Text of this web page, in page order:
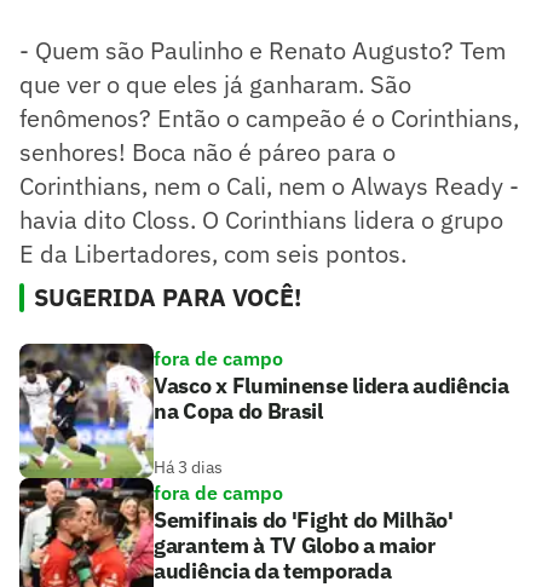
- Quem são Paulinho e Renato Augusto? Tem
que ver o que eles já ganharam. São
fenômenos? Então o campeão é o Corinthians,
senhores! Boca não é páreo para o
Corinthians, nem o Cali, nem o Always Ready -
havia dito Closs. O Corinthians lidera o grupo
E da Libertadores, com seis pontos.
SUGERIDA PARA VOCÊ!
fora de campo
Vasco x Fluminense lidera audiência
na Copa do Brasil
Há 3 dias
fora de campo
Semifinais do 'Fight do Milhão'
garantem à TV Globo a maior
audiência da temporada